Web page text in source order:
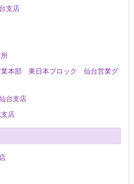
支店
業本部 東日本ブロック 仙台営業グ
台支店
店